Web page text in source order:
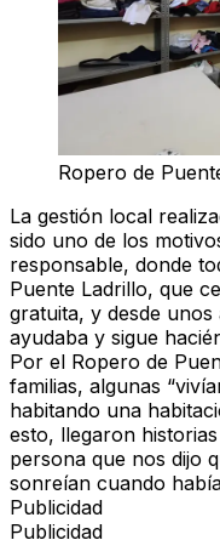
Ropero de
La gestión local
sido uno de los
responsable, donde
Puente Ladrillo, que
gratuita, y desde
ayudaba y sigue
Por el Ropero de
familias, algunas
habitando una
esto, llegaron
persona que nos dijo
sonreían cuando
Publicidad
Publicidad